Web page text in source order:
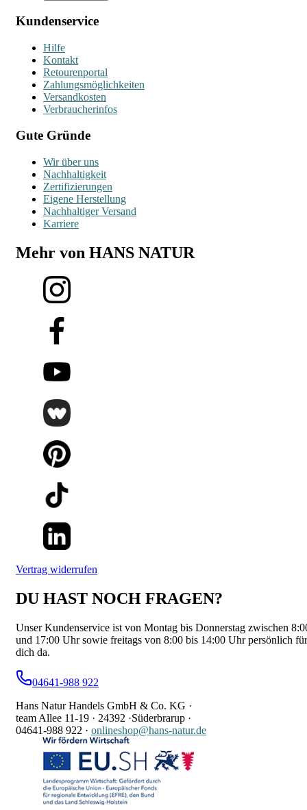
Kundenservice
Hilfe
Kontakt
Retourenportal
Zahlungsmöglichkeiten
Versandkosten
Verbraucherinfos
Gute Gründe
Wir über uns
Nachhaltigkeit
Zertifizierungen
Eigene Herstellung
Nachhaltiger Versand
Karriere
Mehr von HANS NATUR
Vertrag widerrufen
DU HAST NOCH FRAGEN?
Unser Kundenservice ist von Montag bis Donnerstag zwischen
und 17:00 Uhr sowie freitags von 8:00 bis 14:00 Uhr persönlich für
dich da.
04641-988 922
Hans Natur Handels GmbH & Co. KG ·
team Allee 11-19 · 24392 ·Süderbrarup ·
04641-988 922 · onlineshop@hans-natur.de